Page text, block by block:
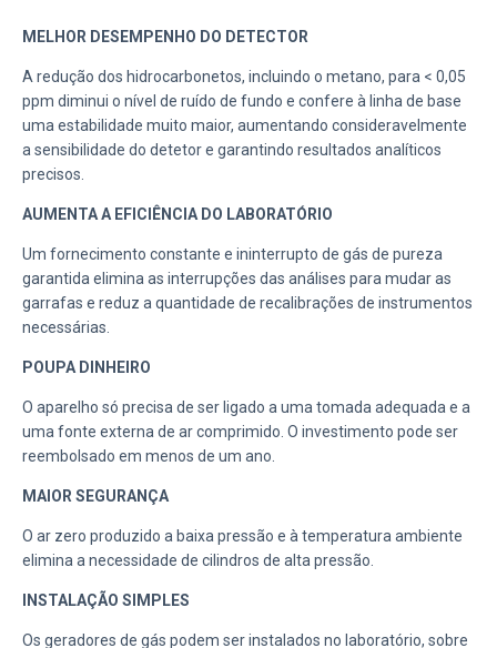
MELHOR DESEMPENHO DO DETECTOR
A redução dos hidrocarbonetos, incluindo o metano, para < 0,05
ppm diminui o nível de ruído de fundo e confere à linha de base
uma estabilidade muito maior, aumentando consideravelmente
a sensibilidade do detetor e garantindo resultados analíticos
precisos.
AUMENTA A EFICIÊNCIA DO LABORATÓRIO
Um fornecimento constante e ininterrupto de gás de pureza
garantida elimina as interrupções das análises para mudar as
garrafas e reduz a quantidade de recalibrações de instrumentos
necessárias.
POUPA DINHEIRO
O aparelho só precisa de ser ligado a uma tomada adequada e a
uma fonte externa de ar comprimido. O investimento pode ser
reembolsado em menos de um ano.
MAIOR SEGURANÇA
O ar zero produzido a baixa pressão e à temperatura ambiente
elimina a necessidade de cilindros de alta pressão.
INSTALAÇÃO SIMPLES
Os geradores de gás podem ser instalados no laboratório, sobre